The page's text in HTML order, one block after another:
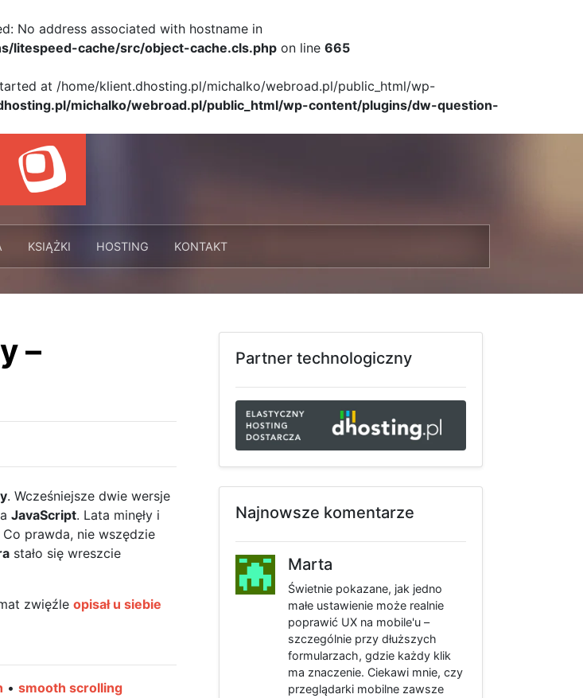
No address associated with hostname in
litespeed-cache/src/object-cache.cls.php on line 665
at /home/klient.dhosting.pl/michalko/webroad.pl/public_html/wp-
michalko/webroad.pl/public_html/wp-content/plugins/dw-question-
KSIĄŻKI HOSTING KONTAKT
–
. Wcześniejsze dwie wersje
JavaScript. Lata minęły i
Co prawda, nie wszędzie
stało się wreszcie
zwięźle opisał u siebie
• smooth scrolling
Partner technologiczny
Najnowsze komentarze
Marta
Świetnie pokazane, jak jedno
małe ustawienie może realnie
poprawić UX na mobile'u –
szczególnie przy dłuższych
formularzach, gdzie każdy klik
ma znaczenie. Ciekawi mnie, czy
przeglądarki mobilne zawsze